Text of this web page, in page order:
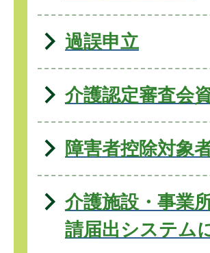
過誤申立
介護認定審査会
障害者控除対象
介護施設・事業
請届出システム